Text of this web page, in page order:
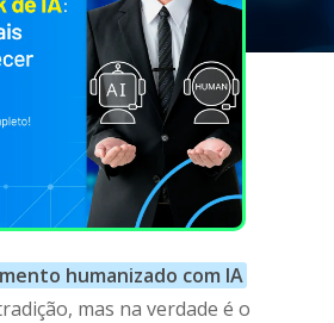
humanizado com IA
mas na verdade é o